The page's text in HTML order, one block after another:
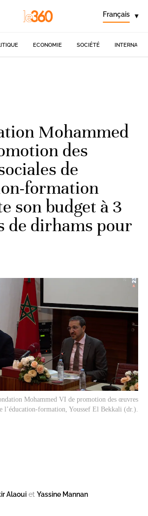
Français ▾
ECONOMIE SOCIÉTÉ
Mohammed
des
de
formation
son budget à 3
de dirhams pour
Mohammed VI de promotion des œuvres
l’éducation-formation, Youssef El Bekkali (dr.).
Alaoui et Yassine Mannan